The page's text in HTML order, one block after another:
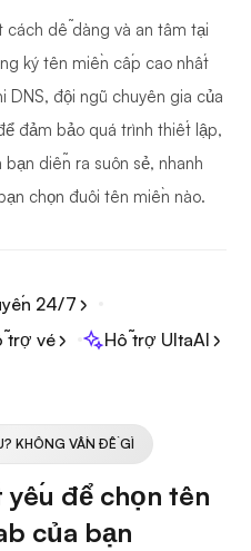
cách dễ dàng và an tâm tại
ký tên miền cấp cao nhất
DNS, đội ngũ chuyên gia của
đảm bảo quá trình thiết lập,
diễn ra suôn sẻ, nhanh
chọn đuôi tên miền nào.
24/7
trợ vé Hỗ trợ UltaAI
KHÔNG VẤN ĐỀ GÌ
để chọn tên
của bạn